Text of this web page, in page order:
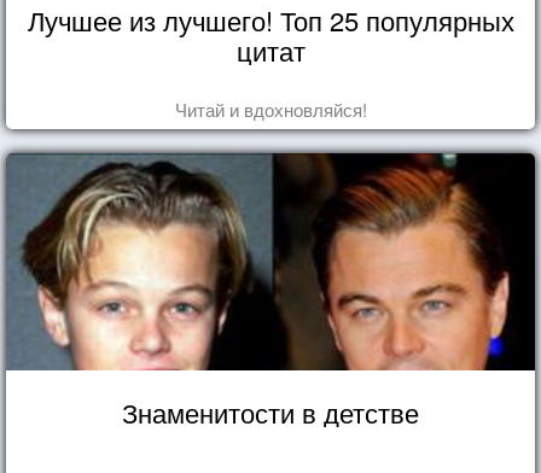
Лучшее из лучшего! Топ 25 популярных
цитат
Читай и вдохновляйся!
Знаменитости в детстве